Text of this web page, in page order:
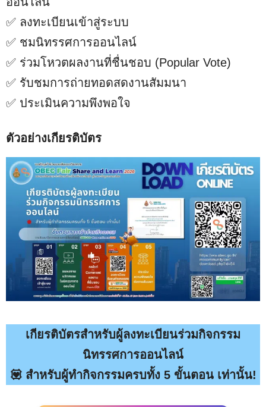
✅ ลงทะเบียนเข้าสู่ระบบ
✅ ชมนิทรรศการออนไลน์
✅ ร่วมโหวตผลงานที่ชื่นชอบ (Popular Vote)
✅ รับชมการถ่ายทอดสดงานสัมมนา
✅ ประเมินความพึงพอใจ
ตัวอย่างเกียรติบัตร
เกียรติบัตรสำหรับผู้ลงทะเบียนร่วมกิจกรรม
นิทรรศการออนไลน์
💟 สำหรับผู้ทำกิจกรรมครบทั้ง 5 ขั้นตอน เท่านั้น!